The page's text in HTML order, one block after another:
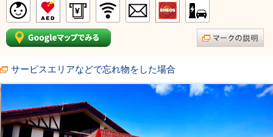
サービスエリアなどで忘れ物をした場合